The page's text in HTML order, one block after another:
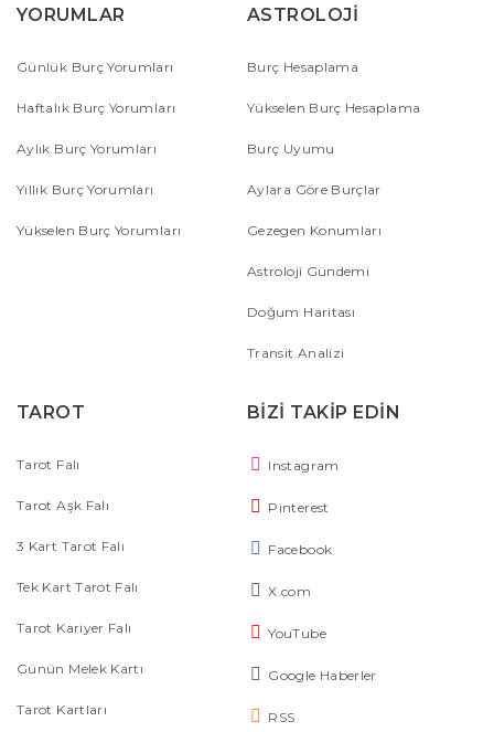
YORUMLAR
Günlük Burç Yorumları
Haftalık Burç Yorumları
Aylık Burç Yorumları
Yıllık Burç Yorumları
Yükselen Burç Yorumları
ASTROLOJİ
Burç Hesaplama
Yükselen Burç Hesaplama
Burç Uyumu
Aylara Göre Burçlar
Gezegen Konumları
Astroloji Gündemi
Doğum Haritası
Transit Analizi
TAROT
Tarot Falı
Tarot Aşk Falı
3 Kart Tarot Falı
Tek Kart Tarot Falı
Tarot Kariyer Falı
Günün Melek Kartı
Tarot Kartları
BİZİ TAKİP EDİN
Instagram
Pinterest
Facebook
X.com
YouTube
Google Haberler
RSS